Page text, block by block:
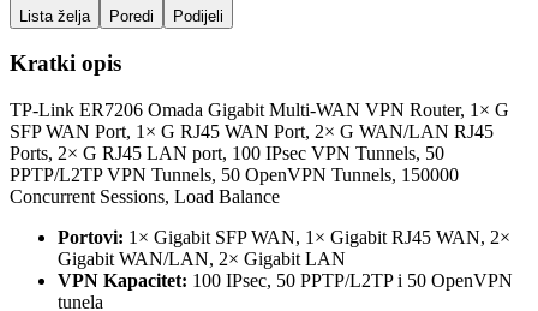
Lista želja Poredi Podijeli
Kratki opis
TP-Link ER7206 Omada Gigabit Multi-WAN VPN Router, 1× G
SFP WAN Port, 1× G RJ45 WAN Port, 2× G WAN/LAN RJ45
Ports, 2× G RJ45 LAN port, 100 IPsec VPN Tunnels, 50
PPTP/L2TP VPN Tunnels, 50 OpenVPN Tunnels, 150000
Concurrent Sessions, Load Balance
Portovi: 1× Gigabit SFP WAN, 1× Gigabit RJ45 WAN, 2×
Gigabit WAN/LAN, 2× Gigabit LAN
VPN Kapacitet: 100 IPsec, 50 PPTP/L2TP i 50 OpenVPN
tunela